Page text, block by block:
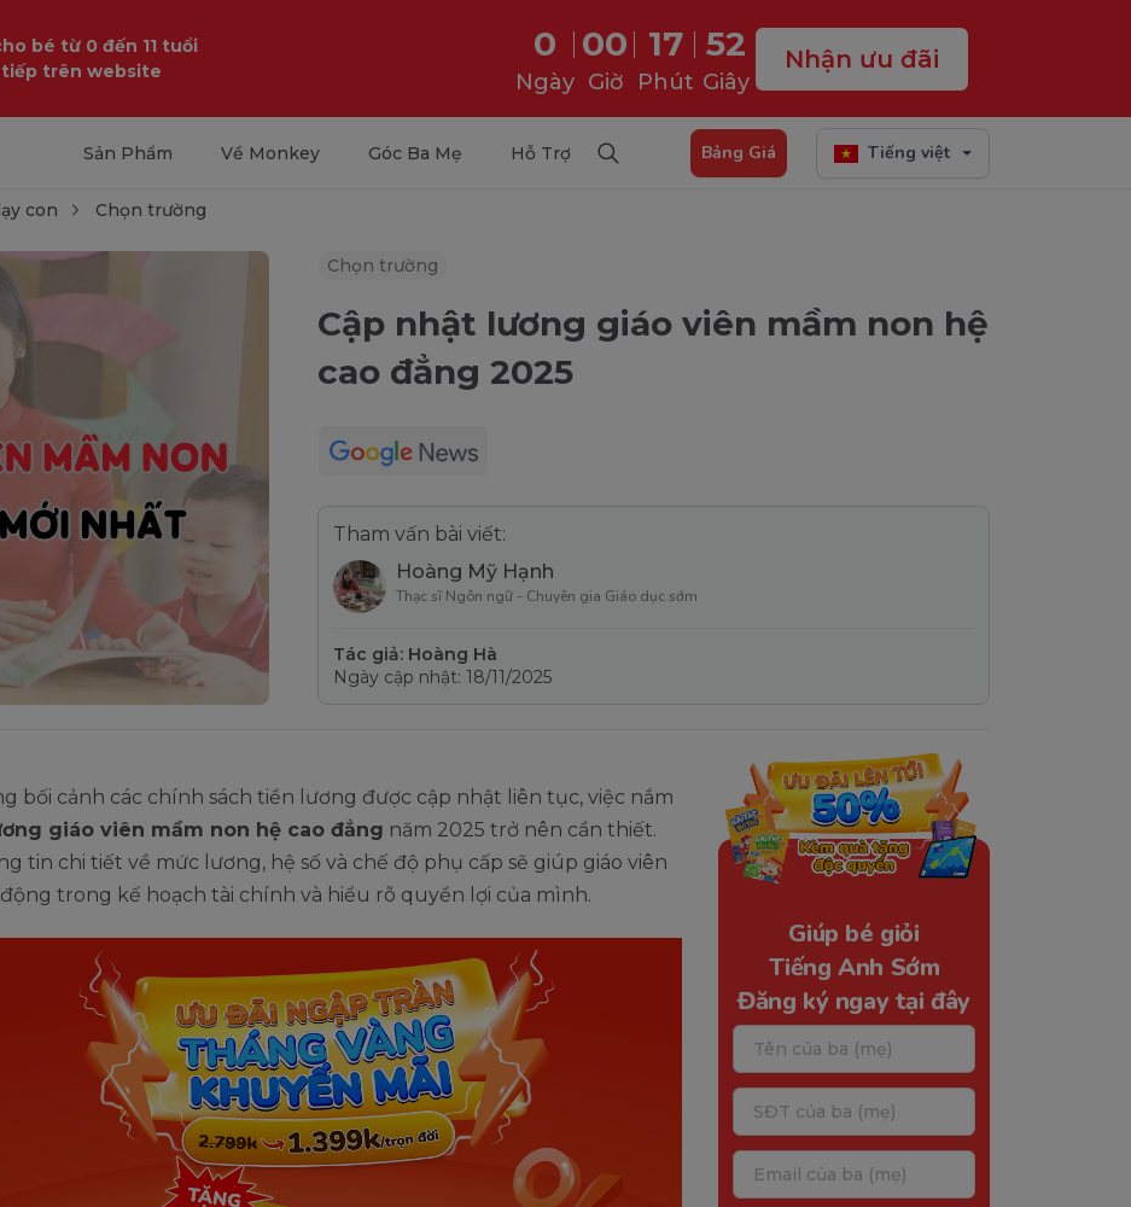
bé từ 0 đến 11 tuổi
tiếp trên website
0
Ngày
00
Giờ
17
Phút
51
Giây
Nhận ưu đãi
Sản Phẩm Về Monkey Góc Ba Mẹ Hỗ Trợ Bảng Giá Tiếng việt
con Chọn trường
Chọn trường
Cập nhật lương giáo viên mầm non hệ
cao đẳng 2025
Tham vấn bài viết:
Hoàng Mỹ Hạnh
Thạc sĩ Ngôn ngữ - Chuyên gia Giáo dục sớm
Tác giả: Hoàng Hà
Ngày cập nhật: 18/11/2025
bối cảnh các chính sách tiền lương được cập nhật liên tục, việc nắm
giáo viên mầm non hệ cao đẳng năm 2025 trở nên cần thiết.
tin chi tiết về mức lương, hệ số và chế độ phụ cấp sẽ giúp giáo viên
trong kế hoạch tài chính và hiểu rõ quyền lợi của mình.
Giúp bé giỏi
Tiếng Anh Sớm
Đăng ký ngay tại đây